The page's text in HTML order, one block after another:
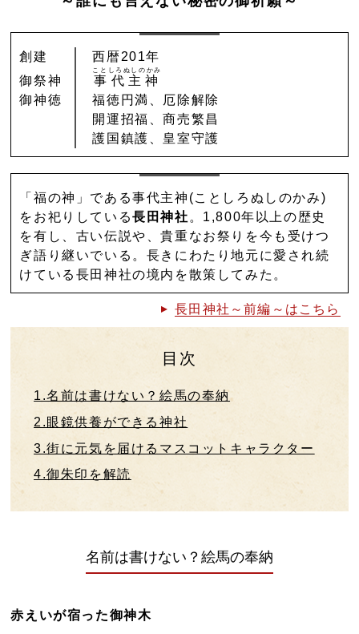
創建
西暦201年
御祭神
事代主神
ことしろぬしのかみ
御神徳
福徳円満、厄除解除
開運招福、商売繁昌
護国鎮護、皇室守護
「福の神」である事代主神(ことしろぬしのかみ)
をお祀りしている長田神社 。1,800年以上の歴史
を有し、古い伝説や、貴重なお祭りを今も受けつ
ぎ語り継いでいる。長きにわたり地元に愛され続
けている長田神社の境内を散策してみた。
長田神社～前編～はこちら
目次
1.名前は書けない？絵馬の奉納
2.眼鏡供養ができる神社
3.街に元気を届けるマスコットキャラクター
4.御朱印を解読
名前は書けない？絵馬の奉納
赤えいが宿った御神木